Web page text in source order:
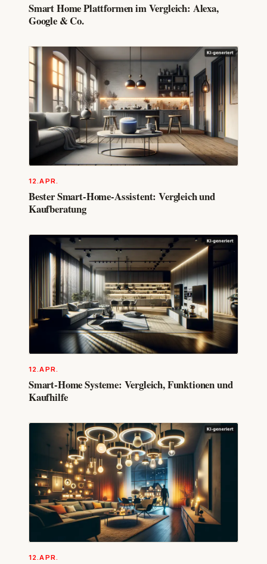
Smart Home Plattformen im Vergleich: Alexa,
Google & Co.
12.APR.
Bester Smart-Home-Assistent: Vergleich und
Kaufberatung
12.APR.
Smart-Home Systeme: Vergleich, Funktionen und
Kaufhilfe
12.APR.